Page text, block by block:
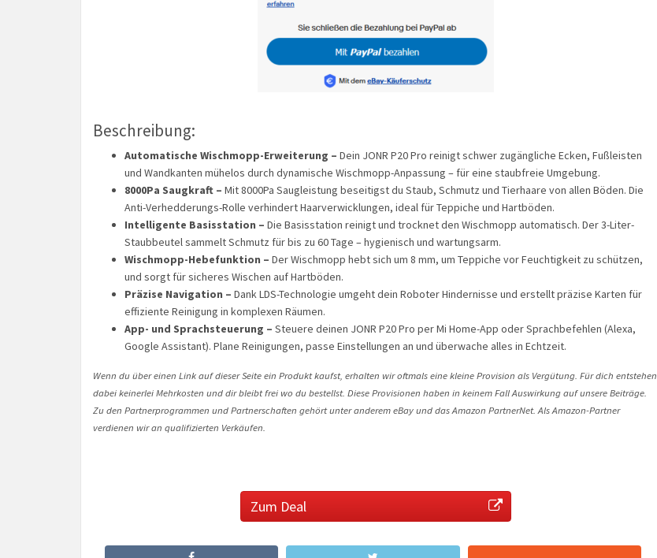
Beschreibung:
Automatische Wischmopp-Erweiterung – Dein JONR P20 Pro reinigt schwer zugängliche Ecken, Fußleisten
und Wandkanten mühelos durch dynamische Wischmopp-Anpassung – für eine staubfreie Umgebung.
8000Pa Saugkraft – Mit 8000Pa Saugleistung beseitigst du Staub, Schmutz und Tierhaare von allen Böden. Die
Anti-Verhedderungs-Rolle verhindert Haarverwicklungen, ideal für Teppiche und Hartböden.
Intelligente Basisstation – Die Basisstation reinigt und trocknet den Wischmopp automatisch. Der 3-Liter-
Staubbeutel sammelt Schmutz für bis zu 60 Tage – hygienisch und wartungsarm.
Wischmopp-Hebefunktion – Der Wischmopp hebt sich um 8 mm, um Teppiche vor Feuchtigkeit zu schützen,
und sorgt für sicheres Wischen auf Hartböden.
Präzise Navigation – Dank LDS-Technologie umgeht dein Roboter Hindernisse und erstellt präzise Karten für
effiziente Reinigung in komplexen Räumen.
App- und Sprachsteuerung – Steuere deinen JONR P20 Pro per Mi Home-App oder Sprachbefehlen (Alexa,
Google Assistant). Plane Reinigungen, passe Einstellungen an und überwache alles in Echtzeit.
Wenn du über einen Link auf dieser Seite ein Produkt kaufst, erhalten wir oftmals eine kleine Provision als Vergütung. Für dich entstehen
dabei keinerlei Mehrkosten und dir bleibt frei wo du bestellst. Diese Provisionen haben in keinem Fall Auswirkung auf unsere Beiträge.
Zu den Partnerprogrammen und Partnerschaften gehört unter anderem eBay und das Amazon PartnerNet. Als Amazon-Partner
verdienen wir an qualifizierten Verkäufen.
Zum Deal